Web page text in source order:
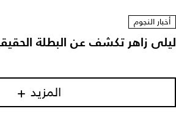
أخبار النجوم
ليلى زاهر تكشف عن البطلة
المزيد